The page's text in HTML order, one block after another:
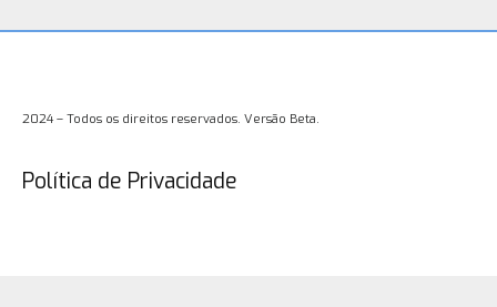
2024 – Todos os direitos reservados. Versão Beta.
Política de Privacidade